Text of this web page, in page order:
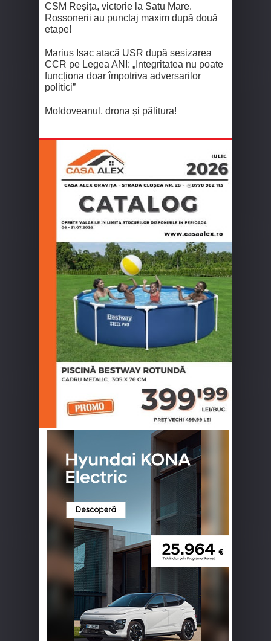
CSM Reșița, victorie la Satu Mare.
Rossonerii au punctaj maxim după două
etape!
Marius Isac atacă USR după sesizarea
CCR pe Legea ANI: „Integritatea nu poate
funcționa doar împotriva adversarilor
politici”
Moldoveanul, drona și pălitura!